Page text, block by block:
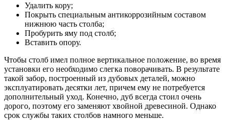
Удалить кору;
Покрыть специальным антикоррозийным составом
нижнюю часть столба;
Пробурить яму под столб;
Вставить опору.
Чтобы столб имел полное вертикальное положение, во время
установки его необходимо слегка поворачивать. В результате
такой забор, построенный из дубовых деталей, можно
эксплуатировать десятки лет, причем ему не потребуется
дополнительный уход. Конечно, дуб всегда стоил очень
дорого, поэтому его заменяют хвойной древесиной. Однако
срок службы таких столбов намного меньше.